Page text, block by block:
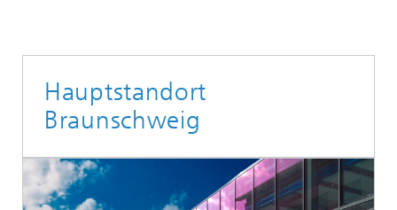
Hauptstandort
Braunschweig